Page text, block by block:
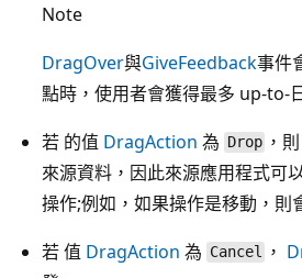
Note
DragOver與GiveFeedback事件
點時，使用者會獲得最多 up-to-
若 的值 DragAction 為 Drop ，
來源資料，因此來源應用程式可
操作;例如，如果操作是移動，則
若 值 DragAction 為 Cancel ，